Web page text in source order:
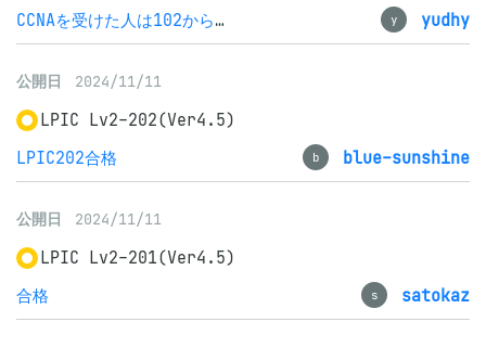
CCNAを受けた人は102からでもいいかも
y yudhy
公開日 2024/11/11
LPIC Lv2-202(Ver4.5)
LPIC202合格
b blue-sunshine
公開日 2024/11/11
LPIC Lv2-201(Ver4.5)
合格
s satokaz